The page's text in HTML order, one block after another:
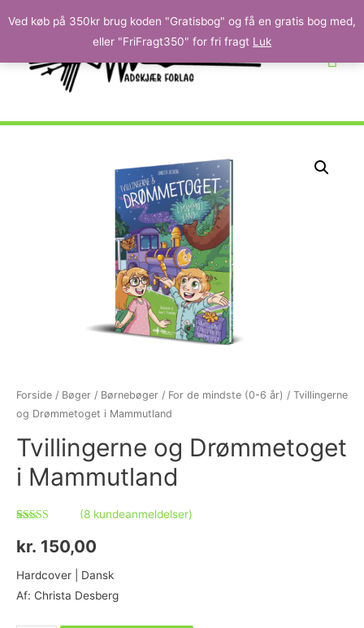
Ved køb på 350kr brug koden "Gratisbog" og få en gratis bog med,
eller "FriFragt350" for fri fragt Luk
Forside / Bøger / Børnebøger / For de mindste (0-6 år) / Tvillingerne
og Drømmetoget i Mammutland
Tvillingerne og Drømmetoget
i Mammutland
4.88
ud af 5
baseret på
(8kundeanmeldelser)
kr. 150,00
Hardcover | Dansk
Af: Christa Desberg